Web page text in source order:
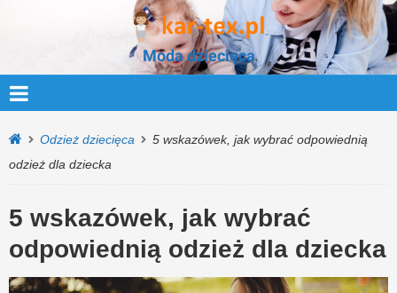
Moda dziecięca
Odzież dziecięca
5 wskazówek, jak wybrać odpowiednią
odzież dla dziecka
5 wskazówek, jak wybrać
odpowiednią odzież dla dziecka